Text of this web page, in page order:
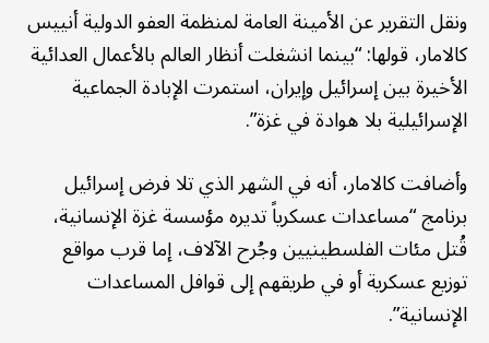
ونقل التقرير عن الأمينة العامة لمنظمة العفو الدولية أنييس
كالامار، قولها: “بينما انشغلت أنظار العالم بالأعمال العدائية
الأخيرة بين إسرائيل وإيران، استمرت الإبادة الجماعية
الإسرائيلية بلا هوادة في غزة”.
وأضافت كالامار، أنه في الشهر الذي تلا فرض إسرائيل
برنامج “مساعدات عسكرياً تديره مؤسسة غزة الإنسانية،
قُتل مئات الفلسطينيين وجُرح الآلاف، إما قرب مواقع
توزيع عسكرية أو في طريقهم إلى قوافل المساعدات
الإنسانية”.